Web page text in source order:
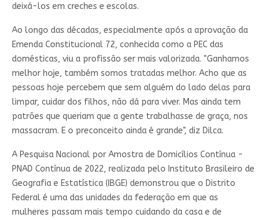
deixá-los em creches e escolas.
Ao longo das décadas, especialmente após a aprovação da
Emenda Constitucional 72, conhecida como a PEC das
domésticas, viu a profissão ser mais valorizada. "Ganhamos
melhor hoje, também somos tratadas melhor. Acho que as
pessoas hoje percebem que sem alguém do lado delas para
limpar, cuidar dos filhos, não dá para viver. Mas ainda tem
patrões que queriam que a gente trabalhasse de graça, nos
massacram. E o preconceito ainda é grande", diz Dilca.
A Pesquisa Nacional por Amostra de Domicílios Contínua -
PNAD Contínua de 2022, realizada pelo Instituto Brasileiro de
Geografia e Estatística (IBGE) demonstrou que o Distrito
Federal é uma das unidades da federação em que as
mulheres passam mais tempo cuidando da casa e de